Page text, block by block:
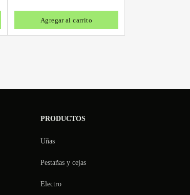
Agregar al carrito
PRODUCTOS
Uñas
Pestañas y cejas
Electro